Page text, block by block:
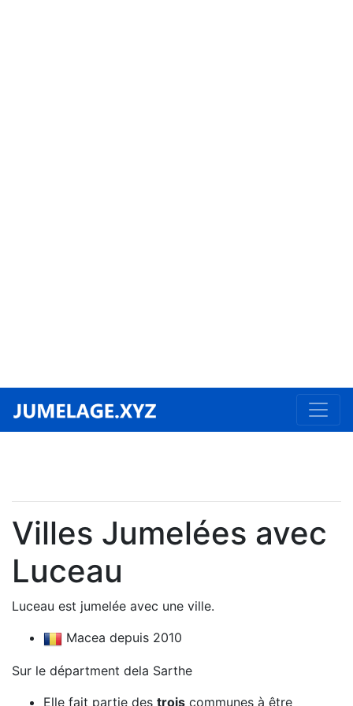
Villes Jumelées avec
Luceau
Luceau est jumelée avec une ville.
Macea depuis 2010
Sur le départment dela Sarthe
Elle fait partie des trois communes à être